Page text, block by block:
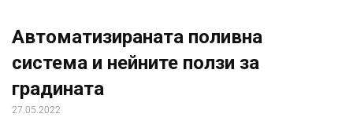
Автоматизираната поливна
система и нейните ползи за
градината
27.05.2022